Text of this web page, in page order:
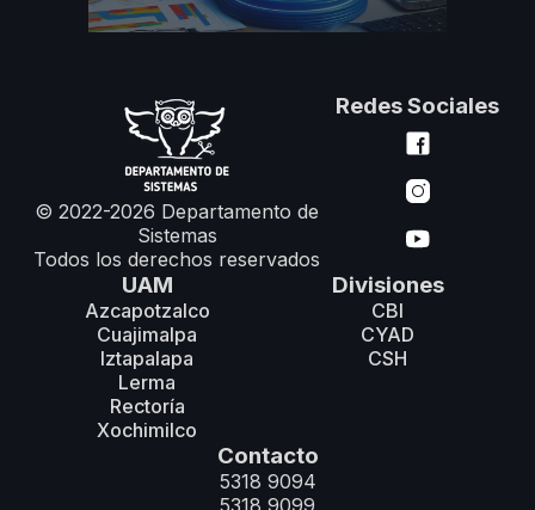
© 2022-2026 Departamento de
Sistemas
Todos los derechos reservados
Redes Sociales
UAM
Azcapotzalco
Cuajimalpa
Iztapalapa
Lerma
Rectoría
Xochimilco
Divisiones
CBI
CYAD
CSH
Contacto
5318 9094
5318 9099